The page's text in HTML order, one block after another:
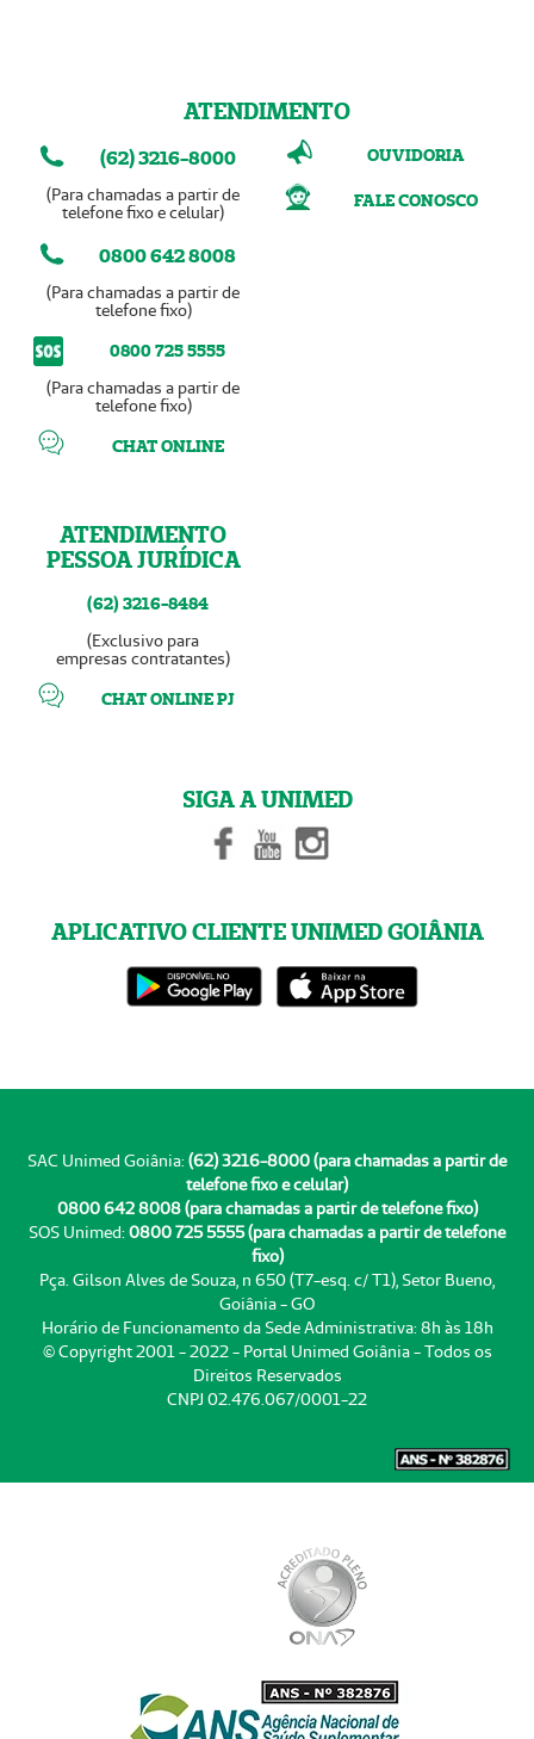
ATENDIMENTO
(62) 3216-8000
(Para chamadas a partir de
telefone fixo e celular)
0800 642 8008
(Para chamadas a partir de
telefone fixo)
0800 725 5555
(Para chamadas a partir de
telefone fixo)
CHAT ONLINE
ATENDIMENTO
PESSOA JURÍDICA
(62) 3216-8484
(Exclusivo para
empresas contratantes)
CHAT ONLINE PJ
OUVIDORIA
FALE CONOSCO
SIGA A UNIMED
APLICATIVO CLIENTE UNIMED GOIÂNIA
SAC Unimed Goiânia: (62) 3216-8000 (para chamadas a partir de
telefone fixo e celular)
0800 642 8008 (para chamadas a partir de telefone fixo)
SOS Unimed: 0800 725 5555 (para chamadas a partir de telefone
fixo)
Pça. Gilson Alves de Souza, n 650 (T7-esq. c/ T1), Setor Bueno,
Goiânia - GO
Horário de Funcionamento da Sede Administrativa: 8h às 18h
© Copyright 2001 - 2022 - Portal Unimed Goiânia - Todos os
Direitos Reservados
CNPJ 02.476.067/0001-22